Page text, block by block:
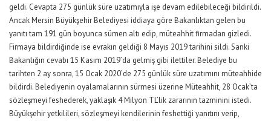
geldi. Cevapta 275 günlük süre uzatımıyla işe devam edilebileceği bildirildi.
Ancak Mersin Büyükşehir Belediyesi iddiaya göre Bakanlıktan gelen bu
yanıtı tam 191 gün boyunca sümen altı edip, müteahhit firmadan gizledi.
Firmaya bildirdiğinde ise evrakın geldiği 8 Mayıs 2019 tarihini sildi. Sanki
Bakanlığın cevabı 15 Kasım 2019’da gelmiş gibi ilettiler. Belediye bu
tarihten 2 ay sonra, 15 Ocak 2020’de 275 günlük süre uzatımını müteahhide
bildirdi. Belediyenin oyalamalarının sürmesi üzerine Müteahhit, 28 Ocak’ta
sözleşmeyi feshederek, yaklaşık 4 Milyon TL’lik zararının tazminini istedi.
Büyükşehir yetkilileri, sözleşmeyi kendilerinin feshettiği yanıtını verip,